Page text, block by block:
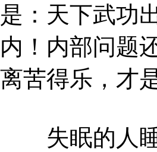
是：天下武功
内！内部问题
离苦得乐，才
失眠的人睡